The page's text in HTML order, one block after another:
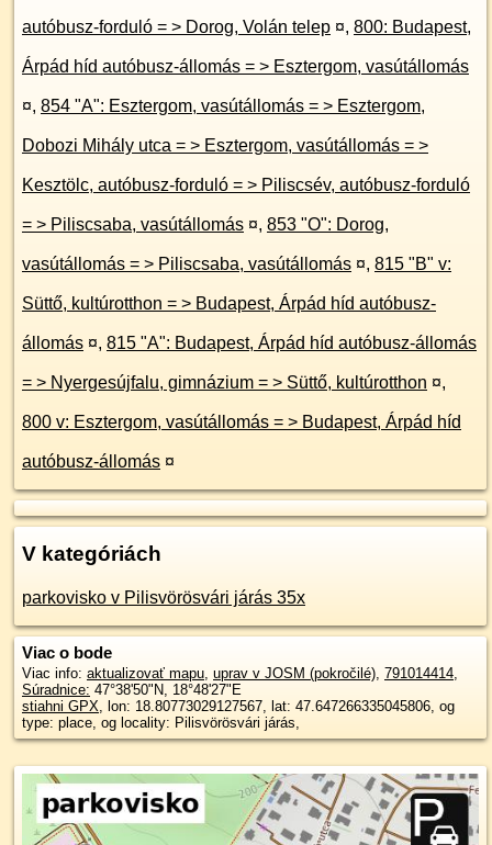
autóbusz-forduló = > Dorog, Volán telep ¤, 800: Budapest,
Árpád híd autóbusz-állomás = > Esztergom, vasútállomás
¤, 854 "A": Esztergom, vasútállomás = > Esztergom,
Dobozi Mihály utca = > Esztergom, vasútállomás = >
Kesztölc, autóbusz-forduló = > Piliscsév, autóbusz-forduló
= > Piliscsaba, vasútállomás ¤, 853 "O": Dorog,
vasútállomás = > Piliscsaba, vasútállomás ¤, 815 "B" v:
Süttő, kultúrotthon = > Budapest, Árpád híd autóbusz-
állomás ¤, 815 "A": Budapest, Árpád híd autóbusz-állomás
= > Nyergesújfalu, gimnázium = > Süttő, kultúrotthon ¤,
800 v: Esztergom, vasútállomás = > Budapest, Árpád híd
autóbusz-állomás ¤
V kategóriách
parkovisko v Pilisvörösvári járás 35x
Viac o bode
Viac info: aktualizovať mapu, uprav v JOSM (pokročilé), 791014414,
Súradnice: 47°38'50"N, 18°48'27"E
stiahni GPX, lon: 18.80773029127567, lat: 47.647266335045806, og
type: place, og locality: Pilisvörösvári járás,